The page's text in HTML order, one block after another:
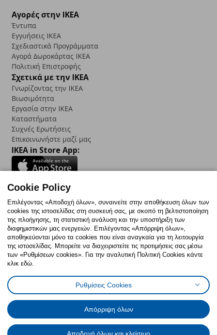
Αγορές στην IKEA
Έντυπα
Εγγυήσεις IKEA
Σχεδιαστικά Προγράμματα
Αγορά Δωρoκάρτας IKEA
Πολιτική Επιστροφής
Σχετικά με την IKEA
Γνωρίζοντας την IKEA
Βιωσιμότητα
Εργασία στην IKEA
Καταστήματα
Συχνές Ερωτήσεις
Επικοινωνήστε μαζί μας
IKEA in Store App:
Follow us:
FacebookInstagram
TikTokYoutubePinterestTwitter
Πολιτική CookiesΔήλωση ψηφιακής προσβασιμότητας
Ρυθμίσεις cookiesΌροι Χρήσης
Γενική Πολιτική Προσωπικών Δεδομένων
Πολιτική Προσωπικών Δεδομένων για ΙΚΕΑ.gr
Κώδικας Καταναλωτικής Δεοντολογίας
Cookie Policy
Επιλέγοντας «Αποδοχή όλων», συναινείτε στην αποθήκευση όλων των
cookies της ιστοσελίδας στη συσκευή σας, με σκοπό τη βελτιστοποίηση
της πλοήγησης, τη στατιστική ανάλυση και την υποστήριξη των
διαφημιστικών μας ενεργειών. Επιλέγοντας «Απόρριψη όλων»,
αποθηκεύονται μόνο τα cookies που είναι αναγκαία για τη λειτουργία
της ιστοσελίδας. Μπορείτε να διαχειριστείτε τις προτιμήσεις σας μέσω
των «Ρυθμίσεων cookies». Για την αναλυτική Πολιτική Cookies κάντε
κλικ εδώ.
Ρυθμίσεις Cookies
Απόρριψη όλων